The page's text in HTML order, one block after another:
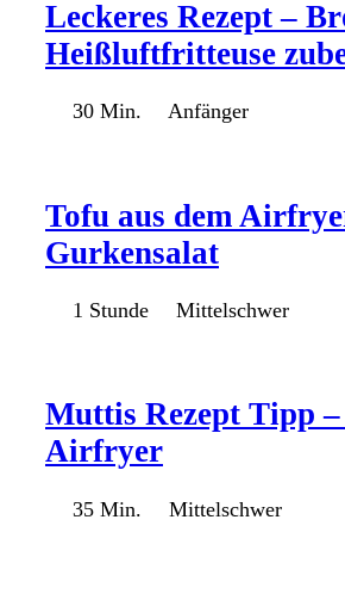
Leckeres Rezept –
Heißluftfritteuse
30 Min. Anfänger
Tofu aus dem
Gurkensalat
1 Stunde Mittelschwer
Muttis Rezept Tipp
Airfryer
35 Min. Mittelschwer